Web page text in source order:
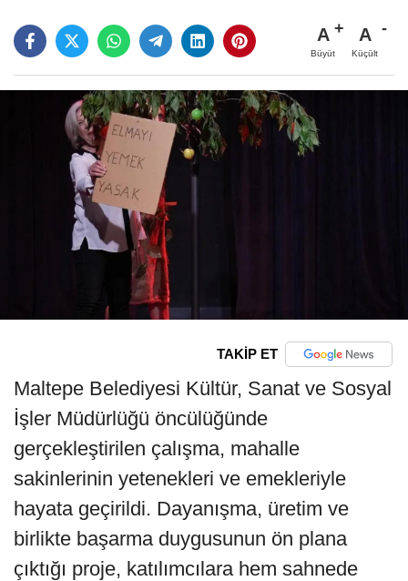
A
Büyüt
A
Küçült
TAKİP ET
Maltepe Belediyesi Kültür, Sanat ve Sosyal
İşler Müdürlüğü öncülüğünde
gerçekleştirilen çalışma, mahalle
sakinlerinin yetenekleri ve emekleriyle
hayata geçirildi. Dayanışma, üretim ve
birlikte başarma duygusunun ön plana
çıktığı proje, katılımcılara hem sahnede